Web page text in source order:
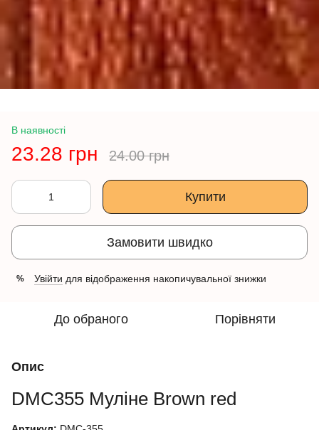
В наявності
23.28 грн 24.00 грн
Купити
Замовити швидко
% Увійти для відображення накопичувальної знижки
До обраного Порівняти
Опис
DMC355 Муліне Brown red